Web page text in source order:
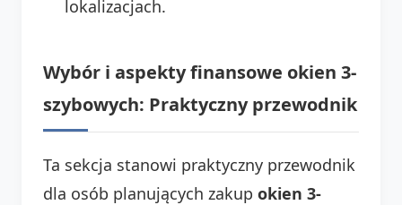
lokalizacjach.
Wybór i aspekty finansowe okien 3-
szybowych: Praktyczny przewodnik
Ta sekcja stanowi praktyczny przewodnik
dla osób planujących zakup okien 3-